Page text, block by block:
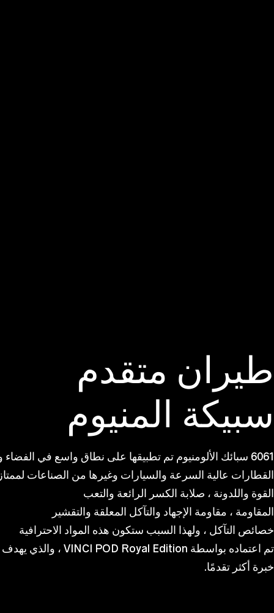
طيران متقدم
سبيكة المنيوم
6061 سبائك الألومنيوم تم تطبيقها على نطاق واسع في الفضاء والطائرات ،
القطارات عالية السرعة والسيارات وغيرها من الصناعات
القوة واللدونة ، صلابة الكسر الرائعة والتعب
المقاومة ، مقاومة الإجهاد والتآكل المعلقة والتقشير
خصائص التآكل ، ولهذا السبب ستكون هذه المواد الاحترافية
تم اعتماده بواسطة VINCI POD Royal Edition ، والذي يهدف إلى توفيره لك
خبرة أكثر تقدمًا.